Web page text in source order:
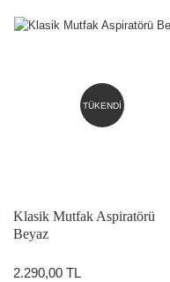
TÜKENDİ
Klasik Mutfak Aspiratörü
Beyaz
2.290,00 TL